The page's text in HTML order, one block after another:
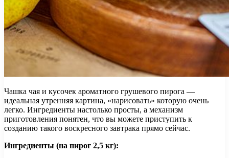
Чашка чая и кусочек ароматного грушевого пирога —
идеальная утренняя картина, «нарисовать» которую очень
легко. Ингредиенты настолько просты, а механизм
приготовления понятен, что вы можете приступить к
созданию такого воскресного завтрака прямо сейчас.
Ингредиенты (на пирог 2,5 кг):